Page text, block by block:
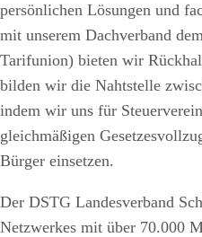
persönlichen Lösungen und
mit unserem Dachverband
Tarifunion) bieten wir
bilden wir die Nahtstelle
indem wir uns für
gleichmäßigen
Bürger einsetzen.
Der DSTG Landesverband
Netzwerkes mit über 70.000